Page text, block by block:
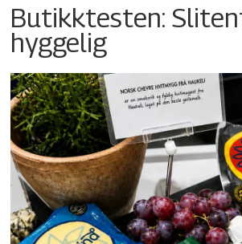
Butikktesten:
hyggelig